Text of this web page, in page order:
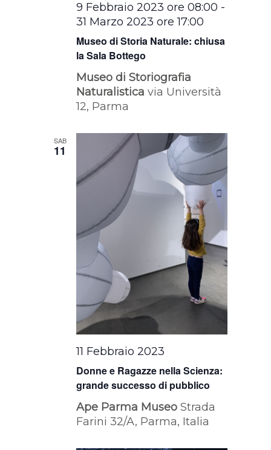
Museo di Storia Naturale: chiusa
la Sala Bottego
9 Febbraio 2023 ore 08:00 -
31 Marzo 2023 ore 17:00
Museo di Storiografia
Naturalisticavia Università
12, Parma
SAB
11
Donne e Ragazze nella Scienza:
grande successo di pubblico
11 Febbraio 2023
Ape Parma MuseoStrada
Farini 32/A, Parma, Italia